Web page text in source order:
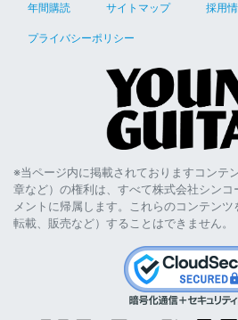
年間購読 サイトマップ 採用
プライバシーポリシー
※当ページ内に掲載されておりますコンテ
章など）の権利は、すべて株式会社シン
メントに帰属します。これらのコンテンツ
転載、販売など）することはできません。